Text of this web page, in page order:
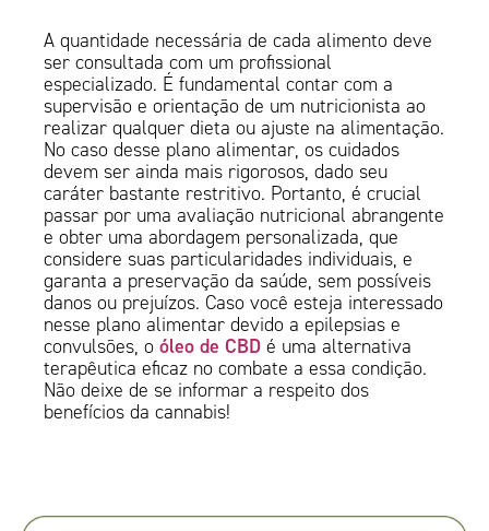
A quantidade necessária de cada alimento deve
ser consultada com um profissional
especializado. É fundamental contar com a
supervisão e orientação de um nutricionista ao
realizar qualquer dieta ou ajuste na alimentação.
No caso desse plano alimentar, os cuidados
devem ser ainda mais rigorosos, dado seu
caráter bastante restritivo. Portanto, é crucial
passar por uma avaliação nutricional abrangente
e obter uma abordagem personalizada, que
considere suas particularidades individuais, e
garanta a preservação da saúde, sem possíveis
danos ou prejuízos. Caso você esteja interessado
nesse plano alimentar devido a epilepsias e
convulsões, oóleo de CBD é uma alternativa
terapêutica eficaz no combate a essa condição.
Não deixe de se informar a respeito dos
benefícios da cannabis!